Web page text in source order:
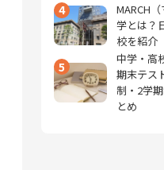
4
MARCH
学とは？
校を紹介
5
中学・高
期末テス
制・2学
とめ